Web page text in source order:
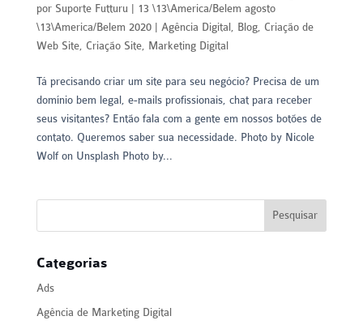
por Suporte Futturu
13 \13\America/Belem agosto
\13\America/Belem 2020| Agência Digital Blog, Criação de
Web Site, Criação Site, Marketing Digital
Tá precisando criar um site para seu negócio? Precisa de um
domínio bem legal, e-mails profissionais, chat para receber
seus visitantes? Então fala com a gente em nossos botões de
contato. Queremos saber sua necessidade. Photo by Nicole
Wolf on Unsplash Photo by...
Categorias
Ads
Agência de Marketing Digital